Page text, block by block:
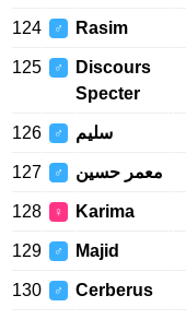
124 ♂ Rasim
125 ♂
Discours
Specter
126 ♂ سليم
127 ♂ معمر حسين
128 ♀ Karima
129 ♂ Majid
130 ♂ Cerberus